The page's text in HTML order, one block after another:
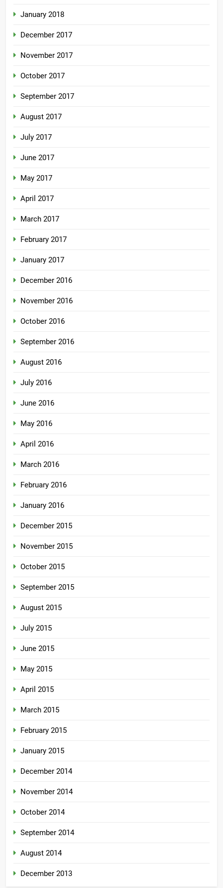
January 2018
December 2017
November 2017
October 2017
September 2017
August 2017
July 2017
June 2017
May 2017
April 2017
March 2017
February 2017
January 2017
December 2016
November 2016
October 2016
September 2016
August 2016
July 2016
June 2016
May 2016
April 2016
March 2016
February 2016
January 2016
December 2015
November 2015
October 2015
September 2015
August 2015
July 2015
June 2015
May 2015
April 2015
March 2015
February 2015
January 2015
December 2014
November 2014
October 2014
September 2014
August 2014
December 2013